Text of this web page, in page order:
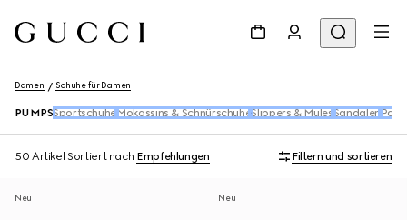
Damen Schuhe für Damen
PUMPS Sportschuhe Mokassins & SchnürschuheSlippers & Mules Sandalen
50 Artikel Sortiert nach Empfehlungen Filtern und sortieren
Neu Neu